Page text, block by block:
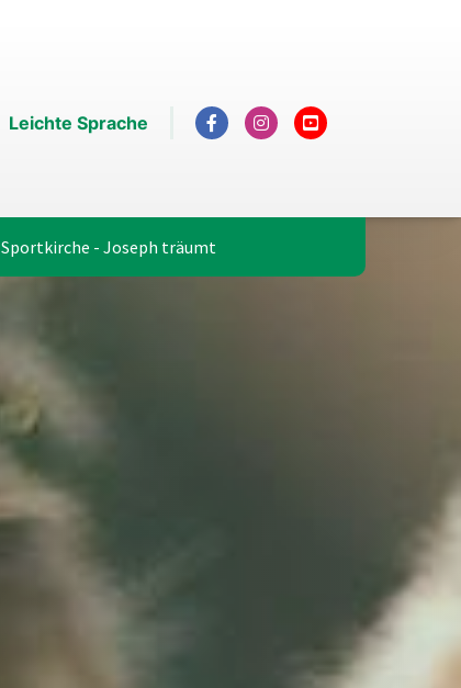
Sportkirche - Joseph träumt